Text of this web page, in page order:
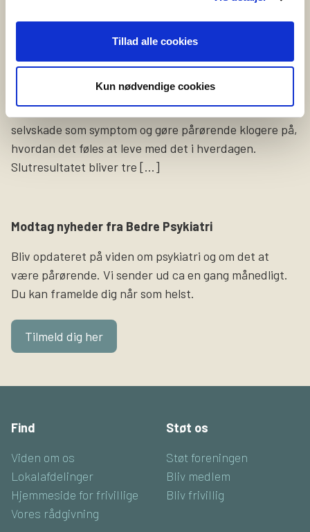
Tillad alle cookies
Kun nødvendige cookies
Vil du fortælle om selvskade?
selvskadende eller tidligere har selvskadet, og som har
lyst til at dele sine erfaringer og oplevelser på video.
Formålet med videoerne er at sætte fokus på
selvskade som symptom og gøre pårørende klogere på,
hvordan det føles at leve med det i hverdagen.
Slutresultatet bliver tre […]
Modtag nyheder fra Bedre Psykiatri
Bliv opdateret på viden om psykiatri og om det at
være pårørende. Vi sender ud ca en gang månedligt.
Du kan framelde dig når som helst.
Tilmeld dig her
Find
Viden om os
Lokalafdelinger
Hjemmeside for frivillige
Vores rådgivning
Støt os
Støt foreningen
Bliv medlem
Bliv frivillig